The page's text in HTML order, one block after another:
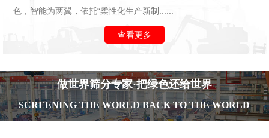
色，智能为两翼，依托“柔性化生产新制......
查看更多
做世界筛分专家·把绿色还给世界
SCREENING THE WORLD BACK TO THE WORLD